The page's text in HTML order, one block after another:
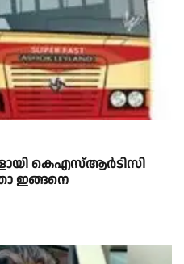
കെഎസ്ആര്‍ടിസി
ഇങ്ങനെ